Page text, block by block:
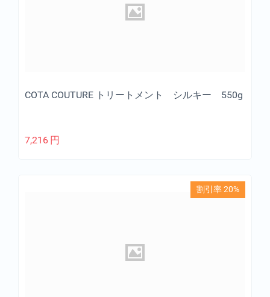
COTA COUTURE トリートメント シルキー 550g
7,216 円
割引率 20%